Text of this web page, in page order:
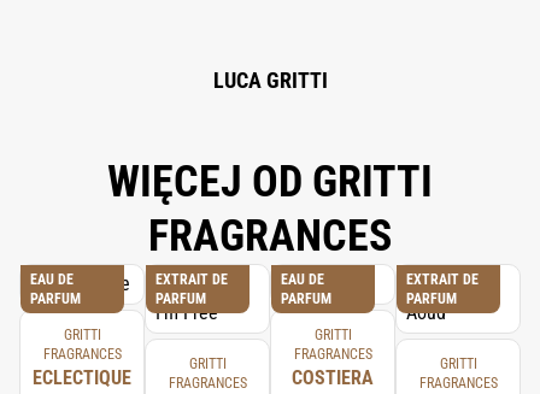
LUCA GRITTI
WIĘCEJ OD GRITTI
FRAGRANCES
EAU DE
PARFUM
GRITTI
FRAGRANCES
ECLECTIQUE
EXTRAIT DE
PARFUM
GRITTI
FRAGRANCES
EAU DE
PARFUM
GRITTI
FRAGRANCES
COSTIERA
EXTRAIT DE
PARFUM
GRITTI
FRAGRANCES